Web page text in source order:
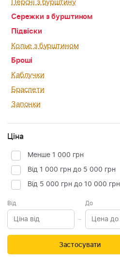
Персні з бурштину
Сережки з бурштином
Підвіски
Колье з бурштином
Броші
Каблучки
Браслети
Запонки
Ціна
Менше 1 000 грн
Від 1 000 грн до 5 000 грн
Від 5 000 грн до 10 000 грн
Від До
Застосувати